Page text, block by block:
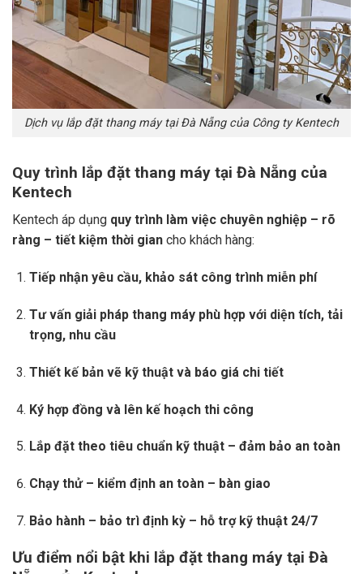
Dịch vụ lắp đặt thang máy tại Đà Nẵng của Công ty Kentech
Quy trình lắp đặt thang máy tại Đà Nẵng của
Kentech
Kentech áp dụng quy trình làm việc chuyên nghiệp – rõ
ràng – tiết kiệm thời gian cho khách hàng:
Tiếp nhận yêu cầu, khảo sát công trình miễn phí
Tư vấn giải pháp thang máy phù hợp với diện tích, tải
trọng, nhu cầu
Thiết kế bản vẽ kỹ thuật và báo giá chi tiết
Ký hợp đồng và lên kế hoạch thi công
Lắp đặt theo tiêu chuẩn kỹ thuật – đảm bảo an toàn
Chạy thử – kiểm định an toàn – bàn giao
Bảo hành – bảo trì định kỳ – hỗ trợ kỹ thuật 24/7
Ưu điểm nổi bật khi lắp đặt thang máy tại Đà